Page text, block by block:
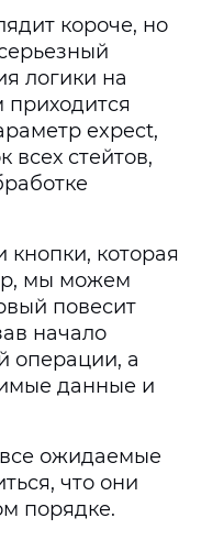
короче, но
логики на
приходится
expect,
всех стейтов,
которая
мы можем
повесит
начало
операции, а
данные и
все ожидаемые
что они
порядке.